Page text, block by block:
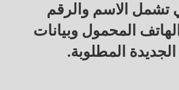
تشمل الاسم والرقم
المحمول وبيانات
الجديدة المطلوبة.